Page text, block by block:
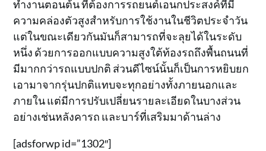
ทำงานตอนต้น ที่ต้องการรถยนต์เอนกประสงค์ที่มี
ความคล่องตัวสูงสำหรับการใช้งานในชีวิตประจำวัน
แต่ในขณะเดียวกันมันก็สามารถที่จะลุยได้ในระดับ
หนึ่ง ด้วยการออกแบบความสูงใต้ท้องรถถึงพื้นถนนที่
มีมากกว่ารถแบบปกติ ส่วนดีไซน์นั้นก็เป็นการหยิบยก
เอามาจากรุ่นปกติแทบจะทุกอย่างทั้งภายนอกและ
ภายใน แต่มีการปรับเปลี่ยนรายละเอียดในบางส่วน
อย่างเช่นหลังคารถ และบาร์ที่เสริมมาด้านล่าง
[adsforwp id=”1302″]